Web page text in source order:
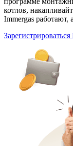
котлов,
Immergas работают,
Зарегистрироваться